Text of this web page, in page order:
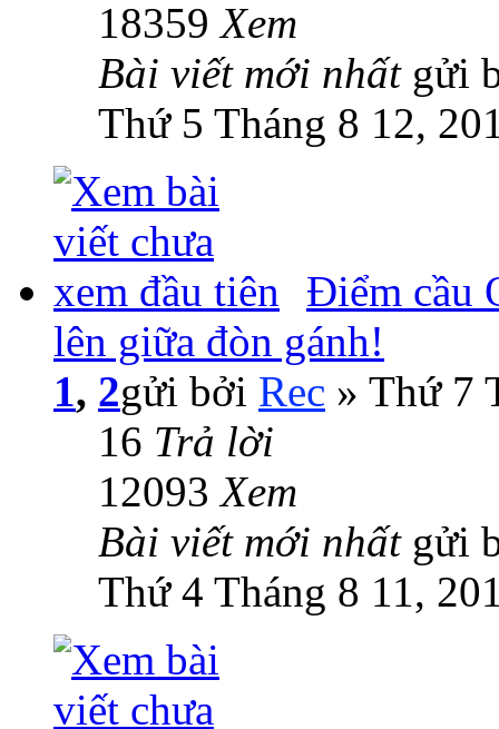
18359Xem
Bài viết mới nhất gửi
Thứ 5 Tháng 8 12,
Điểm cầu
lên giữa đòn gánh!
1, 2gửi bởi Rec » Thứ 7
16 Trả lời
12093Xem
Bài viết mới nhất gửi
Thứ 4 Tháng 8 11,